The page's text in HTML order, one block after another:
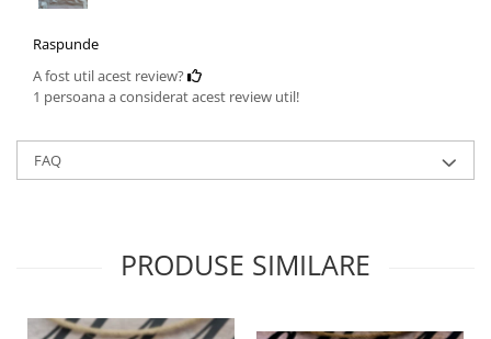
Raspunde
A fost util acest review?
1 persoana a considerat acest review util!
FAQ
PRODUSE SIMILARE